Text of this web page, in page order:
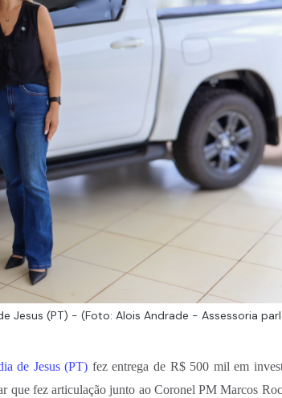
Jesus (PT) - (Foto: Alois Andrade - Assessoria
de Jesus (PT) fez entrega de R$ 500 mil em
que fez articulação junto ao Coronel PM Marcos